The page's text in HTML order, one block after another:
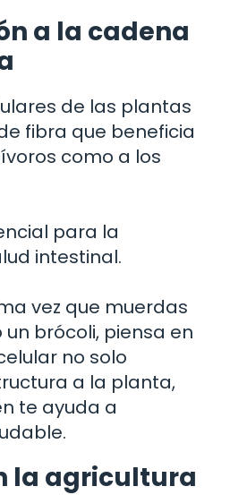
a la cadena
de las plantas
fibra que beneficia
como a los
para la
intestinal.
vez que muerdas
brócoli, piensa en
no solo
a la planta,
te ayuda a
la agricultura